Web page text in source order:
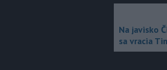
Na javisko
sa vracia